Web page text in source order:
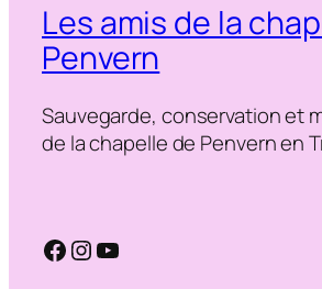
Les amis de la
Penvern
Sauvegarde, conservation et
de la chapelle de Penvern en
Facebook
Instagram
YouTube